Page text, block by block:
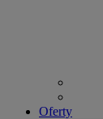
Oferty